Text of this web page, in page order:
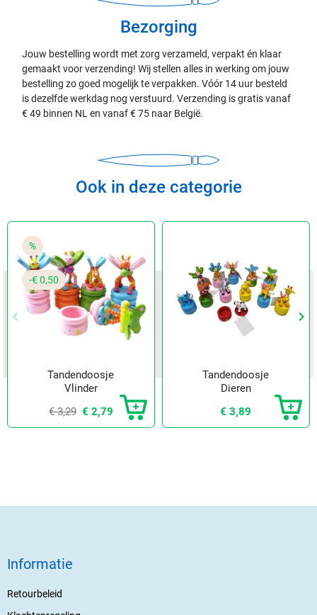
Bezorging
Jouw bestelling wordt met zorg verzameld, verpakt én klaar
gemaakt voor verzending! Wij stellen alles in werking om jouw
bestelling zo goed mogelijk te verpakken. Vóór 14 uur besteld
is dezelfde werkdag nog verstuurd. Verzending is gratis vanaf
€ 49 binnen NL en vanaf € 75 naar België.
Ook in deze categorie
Vorige
keyboard_arrow_left keyboard_arrow_right
%
-€ 0,50
Tandendoosje
Vlinder
€ 3,29 € 2,79
Tandendoosje
Dieren
€ 3,89
Informatie
Retourbeleid